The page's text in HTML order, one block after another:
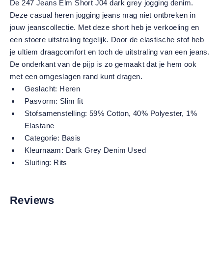
De 247 Jeans Elm Short J04 dark grey jogging denim.
Deze casual heren jogging jeans mag niet ontbreken in
jouw jeanscollectie. Met deze short heb je verkoeling en
een stoere uitstraling tegelijk. Door de elastische stof heb
je ultiem draagcomfort en toch de uitstraling van een jeans.
De onderkant van de pijp is zo gemaakt dat je hem ook
met een omgeslagen rand kunt dragen.
Geslacht: Heren
Pasvorm: Slim fit
Stofsamenstelling: 59% Cotton, 40% Polyester, 1%
Elastane
Categorie: Basis
Kleurnaam: Dark Grey Denim Used
Sluiting: Rits
Reviews